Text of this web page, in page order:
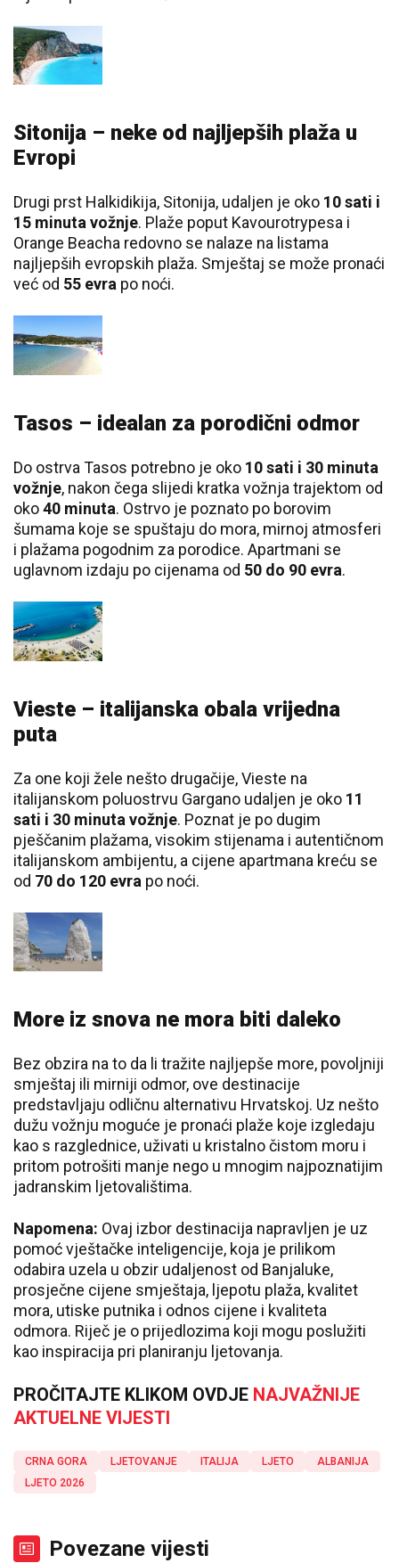
Sitonija – neke od najljepših plaža u
Evropi
Drugi prst Halkidikija, Sitonija, udaljen je oko 10 sati i
15 minuta vožnje. Plaže poput Kavourotrypesa i
Orange Beacha redovno se nalaze na listama
najljepših evropskih plaža. Smještaj se može pronaći
već od 55 evra po noći.
Tasos – idealan za porodični odmor
Do ostrva Tasos potrebno je oko 10 sati i 30 minuta
vožnje, nakon čega slijedi kratka vožnja trajektom od
oko40 minuta. Ostrvo je poznato po borovim
šumama koje se spuštaju do mora, mirnoj atmosferi
i plažama pogodnim za porodice. Apartmani se
uglavnom izdaju po cijenama od 50 do 90 evra.
Vieste – italijanska obala vrijedna
puta
Za one koji žele nešto drugačije, Vieste na
italijanskom poluostrvu Gargano udaljen je oko 11
sati i 30 minuta vožnje. Poznat je po dugim
pješčanim plažama, visokim stijenama i autentičnom
italijanskom ambijentu, a cijene apartmana kreću se
od 70 do 120 evra po noći.
More iz snova ne mora biti daleko
Bez obzira na to da li tražite najljepše more, povoljniji
smještaj ili mirniji odmor, ove destinacije
predstavljaju odličnu alternativu Hrvatskoj. Uz nešto
dužu vožnju moguće je pronaći plaže koje izgledaju
kao s razglednice, uživati u kristalno čistom moru i
pritom potrošiti manje nego u mnogim najpoznatijim
jadranskim ljetovalištima.
Napomena: Ovaj izbor destinacija napravljen je uz
pomoć vještačke inteligencije, koja je prilikom
odabira uzela u obzir udaljenost od Banjaluke,
prosječne cijene smještaja, ljepotu plaža, kvalitet
mora, utiske putnika i odnos cijene i kvaliteta
odmora. Riječ je o prijedlozima koji mogu poslužiti
kao inspiracija pri planiranju ljetovanja.
PROČITAJTE KLIKOM OVDJE NAJVAŽNIJE
AKTUELNE VIJESTI
CRNA GORA LJETOVANJE ITALIJA LJETO
ALBANIJA
LJETO 2026
Povezane vijesti